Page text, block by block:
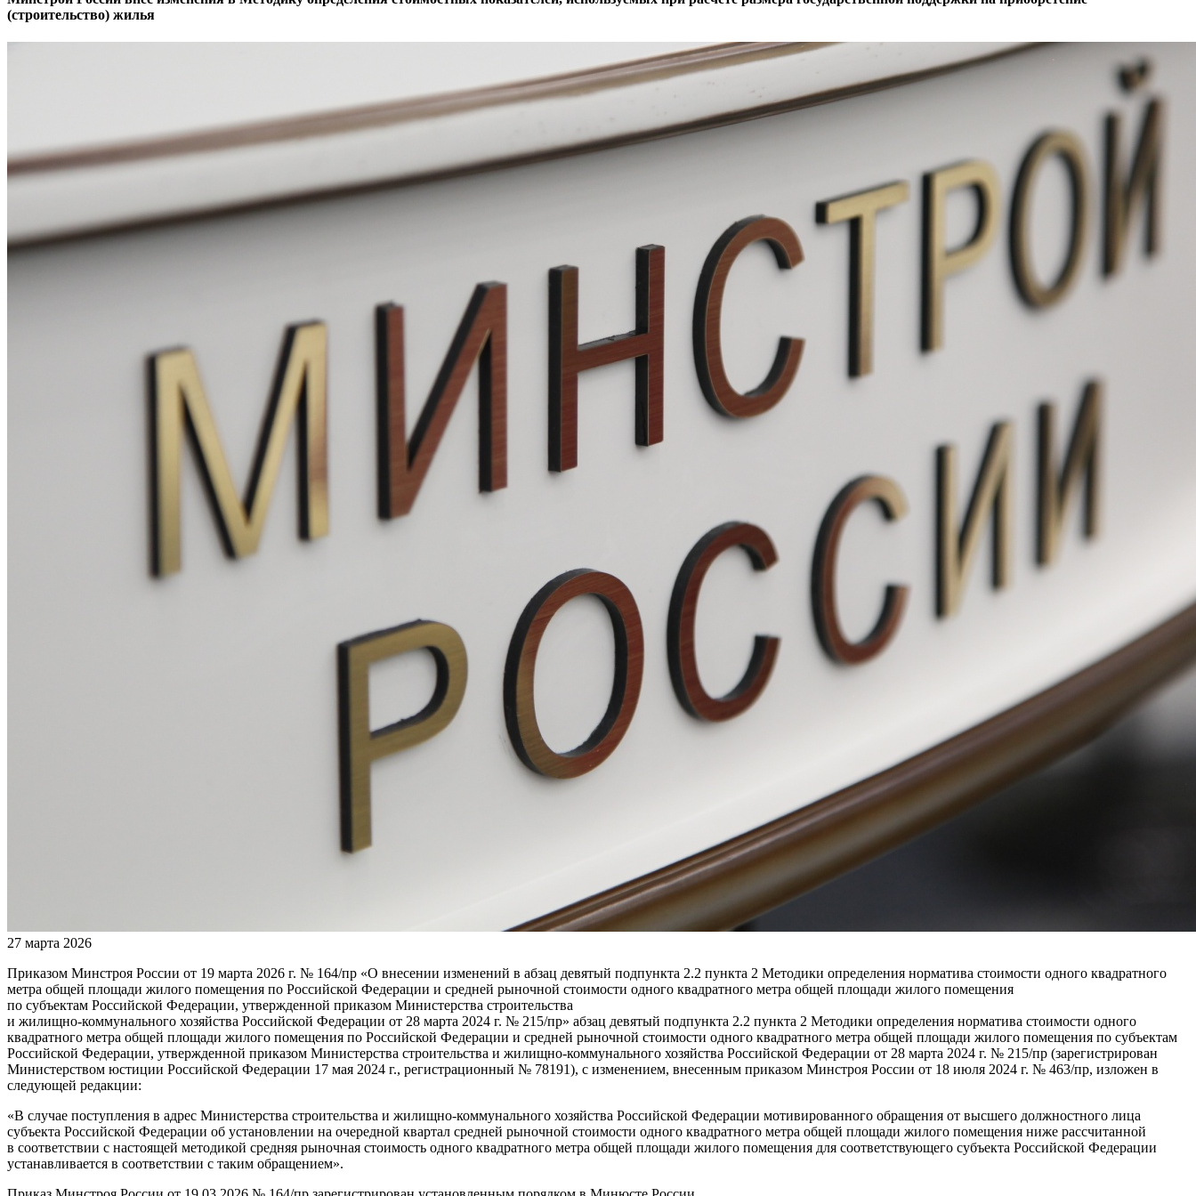
(строительство) жилья
27 марта 2026
Приказом Минстроя России от 19 марта 2026 г. № 164/пр «О внесении изменений в абзац девятый подпункта 2.2 пункта 2 Методики определения норматива стоимости одного квадратного
метра общей площади жилого помещения по Российской Федерации и средней рыночной стоимости одного квадратного метра общей площади жилого помещения
по субъектам Российской Федерации, утвержденной приказом Министерства строительства
и жилищно-коммунального хозяйства Российской Федерации от 28 марта 2024 г. № 215/пр» абзац девятый подпункта 2.2 пункта 2 Методики определения норматива стоимости одного
квадратного метра общей площади жилого помещения по Российской Федерации и средней рыночной стоимости одного квадратного метра общей площади жилого помещения по субъектам
Российской Федерации, утвержденной приказом Министерства строительства и жилищно-коммунального хозяйства Российской Федерации от 28 марта 2024 г. № 215/пр (зарегистрирован
Министерством юстиции Российской Федерации 17 мая 2024 г., регистрационный № 78191), с изменением, внесенным приказом Минстроя России от 18 июля 2024 г. № 463/пр, изложен в
следующей редакции:
«В случае поступления в адрес Министерства строительства и жилищно-коммунального хозяйства Российской Федерации мотивированного обращения от высшего должностного лица
субъекта Российской Федерации об установлении на очередной квартал средней рыночной стоимости одного квадратного метра общей площади жилого помещения ниже рассчитанной
в соответствии с настоящей методикой средняя рыночная стоимость одного квадратного метра общей площади жилого помещения для соответствующего субъекта Российской Федерации
устанавливается в соответствии с таким обращением».